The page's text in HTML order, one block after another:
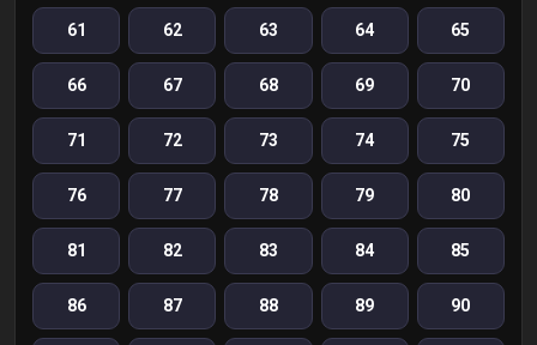
61 62 63 64 65
66 67 68 69 70
71 72 73 74 75
76 77 78 79 80
81 82 83 84 85
86 87 88 89 90